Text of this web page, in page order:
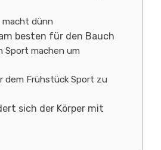
macht dünn
besten für den Bauch
Sport machen um
dem Frühstück Sport zu
sich der Körper mit